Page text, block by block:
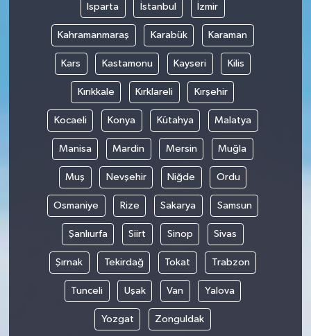
Isparta İstanbul İzmir
Kahramanmaraş Karabük Karaman
Kars Kastamonu Kayseri Kilis
Kırıkkale Kırklareli Kırşehir
Kocaeli Konya Kütahya Malatya
Manisa Mardin Mersin Muğla
Muş Nevşehir Niğde Ordu
Osmaniye Rize Sakarya Samsun
Şanlıurfa Siirt Sinop Sivas
Şırnak Tekirdağ Tokat Trabzon
Tunceli Uşak Van Yalova
Yozgat Zonguldak